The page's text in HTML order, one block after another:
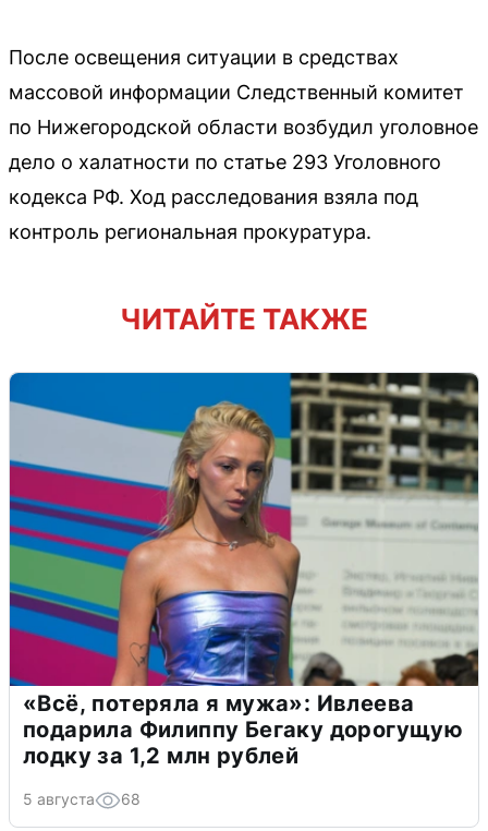
После освещения ситуации в средствах
массовой информации Следственный комитет
по Нижегородской области возбудил уголовное
дело о халатности по статье 293 Уголовного
кодекса РФ. Ход расследования взяла под
контроль региональная прокуратура.
ЧИТАЙТЕ ТАКЖЕ
«Всё, потеряла я мужа»: Ивлеева
подарила Филиппу Бегаку дорогущую
лодку за 1,2 млн рублей
5 августа 68